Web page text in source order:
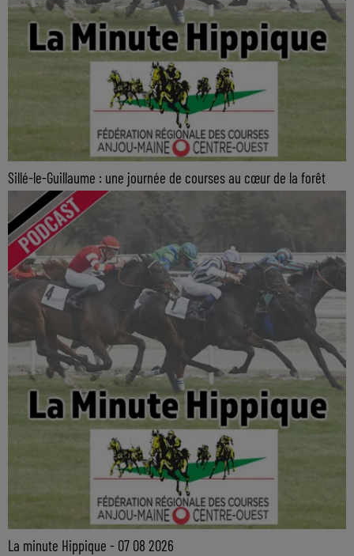
Sillé-le-Guillaume : une journée de courses au cœur de la forêt
La minute Hippique - 07 08 2026